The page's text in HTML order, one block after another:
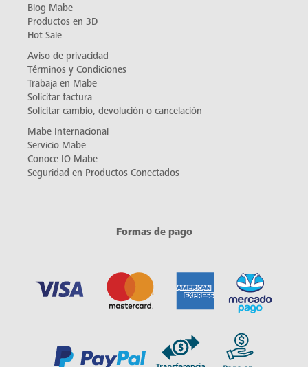
Blog Mabe
Productos en 3D
Hot Sale
Aviso de privacidad
Términos y Condiciones
Trabaja en Mabe
Solicitar factura
Solicitar cambio, devolución o cancelación
Mabe Internacional
Servicio Mabe
Conoce IO Mabe
Seguridad en Productos Conectados
Formas de pago